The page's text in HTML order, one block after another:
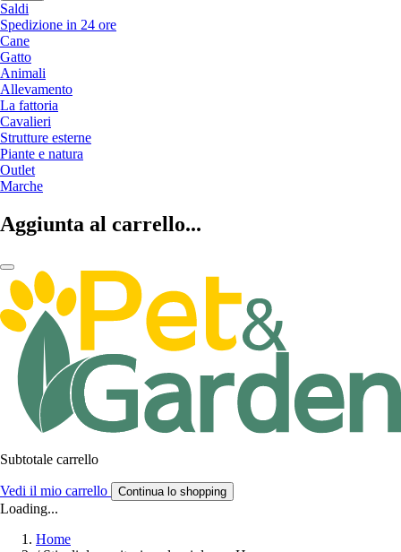
Saldi
Spedizione in 24 ore
Cane
Gatto
Animali
Allevamento
La fattoria
Cavalieri
Strutture esterne
Piante e natura
Outlet
Marche
Aggiunta al carrello...
Subtotale carrello
Vedi il mio carrello Continua lo shopping
Loading...
Home